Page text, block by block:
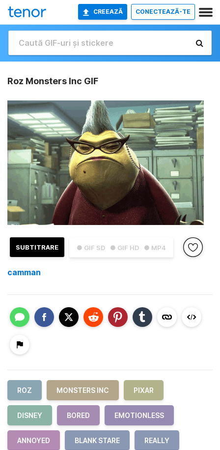
CREEAZĂ CONECTEAZĂ-TE
Roz Monsters Inc GIF
● GIF SD ● GIF HD ● MP4
SUBTITRARE
camman
ROZ MONSTERS INC PIXAR
DISNEY BORED EMOTIONLESS
ANNOYED BLANK STARE REALLY